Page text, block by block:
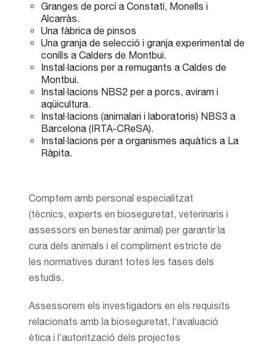
Granges de porcí a Constatí, Monells i
Alcarràs.
Una fàbrica de pinsos
Una granja de selecció i granja experimental de
conills a Calders de Montbui.
Instal·lacions per a remugants a Caldes de
Montbui.
Instal·lacions NBS2 per a porcs, aviram i
aqüicultura.
Instal·lacions (animalari i laboratoris) NBS3 a
Barcelona (IRTA-CReSA).
Instal·lacions per a organismes aquàtics a La
Ràpita.
Comptem amb personal especialitzat
(tècnics, experts en bioseguretat, veterinaris i
assessors en benestar animal) per garantir la
cura dels animals i el compliment estricte de
les normatives durant totes les fases dels
estudis.
Assessorem els investigadors en els requisits
relacionats amb la bioseguretat, l’avaluació
ètica i l’autorització dels projectes